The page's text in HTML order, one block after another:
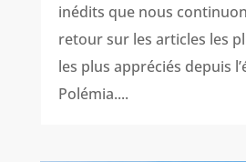
inédits que nous
retour sur les articles les
les plus appréciés depuis
Polémia....